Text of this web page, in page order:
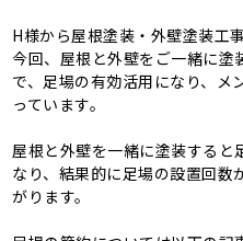
H様から屋根塗装・外壁塗装工
今回、屋根と外壁をご一緒に塗
で、足場の有効活用になり、メ
っています。
屋根と外壁を一緒に塗装すると
なり、結果的に足場の設置回数
がります。